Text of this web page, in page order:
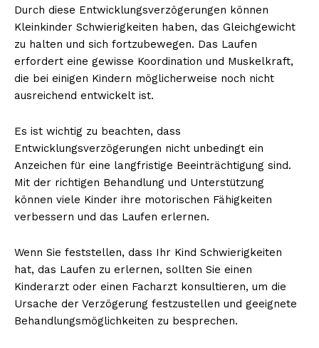
Durch diese Entwicklungsverzögerungen können
Kleinkinder Schwierigkeiten haben, das Gleichgewicht
zu halten und sich fortzubewegen. Das Laufen
erfordert eine gewisse Koordination und Muskelkraft,
die bei einigen Kindern möglicherweise noch nicht
ausreichend entwickelt ist.
Es ist wichtig zu beachten, dass
Entwicklungsverzögerungen nicht unbedingt ein
Anzeichen für eine langfristige Beeinträchtigung sind.
Mit der richtigen Behandlung und Unterstützung
können viele Kinder ihre motorischen Fähigkeiten
verbessern und das Laufen erlernen.
Wenn Sie feststellen, dass Ihr Kind Schwierigkeiten
hat, das Laufen zu erlernen, sollten Sie einen
Kinderarzt oder einen Facharzt konsultieren, um die
Ursache der Verzögerung festzustellen und geeignete
Behandlungsmöglichkeiten zu besprechen.